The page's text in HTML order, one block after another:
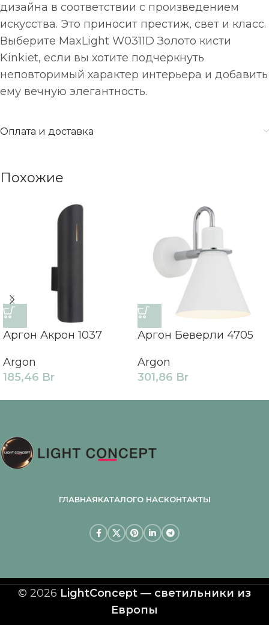
дизайна в соответствии с произведением
искусства. Это приносит престиж, свет и класс.
Выберите MaxLight W0311D Золото кисти
Kinkiet, если вы хотите подчеркнуть
неповторимый характер интерьера и добавить
ему вечную элегантность.
Оплата и доставка
Похожие
Аргон Акрон 1037
Argon
185,46 Br
Аргон Беверли 4705
Argon
301,86 Br
ГЛАВНАЯКАТАЛОГО НАСКОНТАКТЫ
© 2026 LightConcept — светильники из
Европы